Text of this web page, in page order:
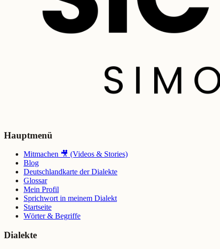
Hauptmenü
Mitmachen 🎥 (Videos & Stories)
Blog
Deutschlandkarte der Dialekte
Glossar
Mein Profil
Sprichwort in meinem Dialekt
Startseite
Wörter & Begriffe
Dialekte